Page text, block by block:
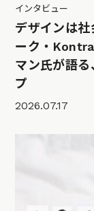
インタビュー
デザインは
ーク・
マン氏が語
プ
2026.07.17